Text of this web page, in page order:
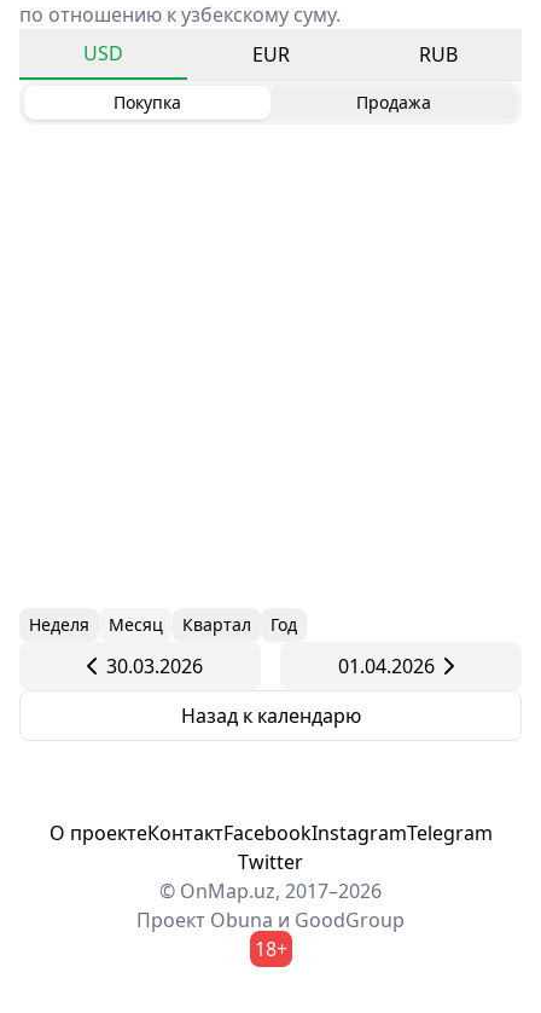
по отношению к узбекскому суму.
USD
EUR RUB
Покупка Продажа
Неделя Месяц Квартал Год
30.03.2026
01.04.2026
Назад к календарю
О проектеКонтактFacebookInstagramTelegram
Twitter
© OnMap.uz, 2017–2026
Проект Obuna и GoodGroup
18+